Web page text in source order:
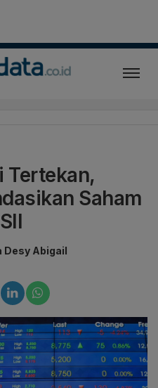
Tertekan,
Saham
Desy Abigail